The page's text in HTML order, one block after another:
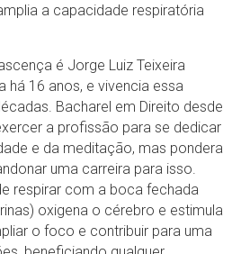
a capacidade respiratória
é Jorge Luiz Teixeira
há 16 anos, e vivencia essa
Bacharel em Direito desde
a profissão para se dedicar
e da meditação, mas pondera
uma carreira para isso.
respirar com a boca fechada
oxigena o cérebro e estimula
o foco e contribuir para uma